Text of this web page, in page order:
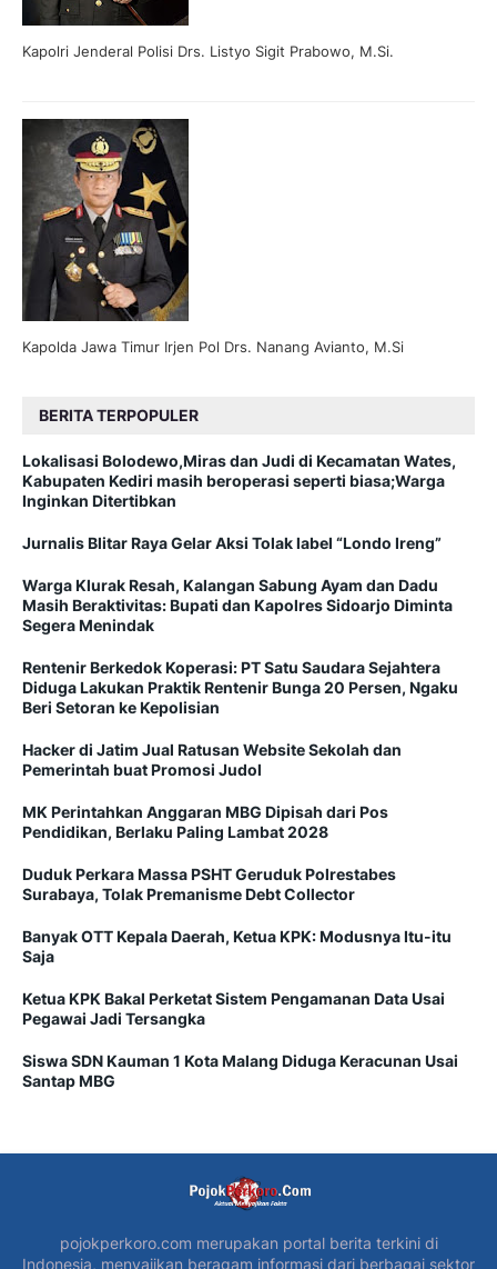
Kapolri Jenderal Polisi Drs. Listyo Sigit Prabowo, M.Si.
Kapolda Jawa Timur Irjen Pol Drs. Nanang Avianto, M.Si
BERITA TERPOPULER
Lokalisasi Bolodewo,Miras dan Judi di Kecamatan Wates,
Kabupaten Kediri masih beroperasi seperti biasa;Warga
Inginkan Ditertibkan
Jurnalis Blitar Raya Gelar Aksi Tolak label “Londo Ireng”
Warga Klurak Resah, Kalangan Sabung Ayam dan Dadu
Masih Beraktivitas: Bupati dan Kapolres Sidoarjo Diminta
Segera Menindak
Rentenir Berkedok Koperasi: PT Satu Saudara Sejahtera
Diduga Lakukan Praktik Rentenir Bunga 20 Persen, Ngaku
Beri Setoran ke Kepolisian
Hacker di Jatim Jual Ratusan Website Sekolah dan
Pemerintah buat Promosi Judol
MK Perintahkan Anggaran MBG Dipisah dari Pos
Pendidikan, Berlaku Paling Lambat 2028
Duduk Perkara Massa PSHT Geruduk Polrestabes
Surabaya, Tolak Premanisme Debt Collector
Banyak OTT Kepala Daerah, Ketua KPK: Modusnya Itu-itu
Saja
Ketua KPK Bakal Perketat Sistem Pengamanan Data Usai
Pegawai Jadi Tersangka
Siswa SDN Kauman 1 Kota Malang Diduga Keracunan Usai
Santap MBG
pojokperkoro.com merupakan portal berita terkini di
Indonesia, menyajikan beragam informasi dari berbagai sektor